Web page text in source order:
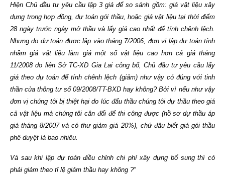
Hiện Chủ đầu tư yêu cầu lập 3 giá để so sánh gồm: giá vật liệu xây
dựng trong hợp đồng, dự toán gói thầu, hoặc giá vật liệu tại thời điểm
28 ngày trước ngày mở thầu và lấy giá cao nhất để tính chênh lệch.
Nhưng do dự toán được lập vào tháng 7/2006, đơn vị lập dự toán tính
nhầm giá vật liệu làm giá một số vật liệu cao hơn cả giá tháng
11/2008 do liên Sở TC-XD Gia Lai công bố, Chủ đầu tư yêu cầu lấy
giá theo dự toán để tính chênh lệch (giảm) như vậy có đúng với tinh
thần của thông tư số 09/2008/TT-BXD hay không? Bởi vì nếu như vậy
đơn vị chúng tôi bị thiệt hại do lúc đấu thầu chúng tôi dự thầu theo giá
cả vật liệu mà chúng tôi cân đối để thi công được (hồ sơ dự thầu áp
giá tháng 8/2007 và có thư giảm giá 20%), chứ đâu biết giá gói thầu
phê duyệt là bao nhiêu.
Và sau khi lập dự toán điều chỉnh chi phí xây dựng bổ sung thì có
phải giảm theo tỉ lệ giảm thầu hay không ?”